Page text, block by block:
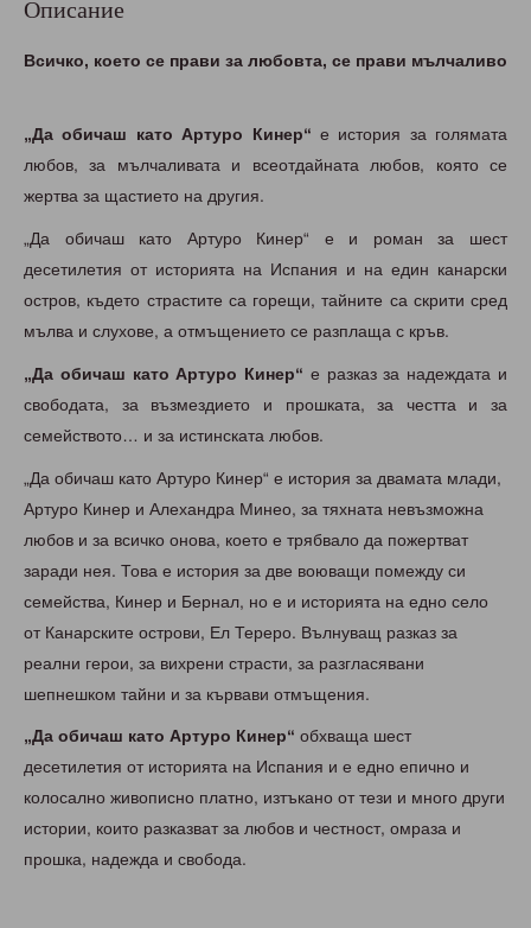
Описание
Всичко, което се прави за любовта, се прави мълчаливо
„Да обичаш като Артуро Кинер“ е история за голямата
любов, за мълчаливата и всеотдайната любов, която се
жертва за щастието на другия.
„Да обичаш като Артуро Кинер“ е и роман за шест
десетилетия от историята на Испания и на един канарски
остров, където страстите са горещи, тайните са скрити сред
мълва и слухове, а отмъщението се разплаща с кръв.
„Да обичаш като Артуро Кинер“ е разказ за надеждата и
свободата, за възмездието и прошката, за честта и за
семейството… и за истинската любов.
„Да обичаш като Артуро Кинер“ е история за двамата млади,
Артуро Кинер и Алехандра Минео, за тяхната невъзможна
любов и за всичко онова, което е трябвало да пожертват
заради нея. Това е история за две воюващи помежду си
семейства, Кинер и Бернал, но е и историята на едно село
от Канарските острови, Ел Тереро. Вълнуващ разказ за
реални герои, за вихрени страсти, за разгласявани
шепнешком тайни и за кървави отмъщения.
„Да обичаш като Артуро Кинер“ обхваща шест
десетилетия от историята на Испания и е едно епично и
колосално живописно платно, изтъкано от тези и много други
истории, които разказват за любов и честност, омраза и
прошка, надежда и свобода.